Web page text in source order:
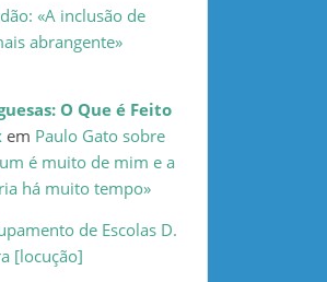
«A inclusão de
abrangente»
O Que é Feito
em Paulo Gato sobre
é muito de mim e a
há muito tempo»
de Escolas D.
[locução]